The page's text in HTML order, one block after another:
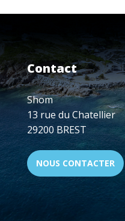
Contact
Shom
13 rue du Chatellier
29200 BREST
NOUS CONTACTER